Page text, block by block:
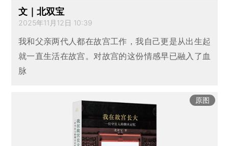
文｜北双宝
2025年11月12日 10:39
我和父亲两代人都在故宫工作，我自己更是从出生起
就一直生活在故宫。对故宫的这份情感早已融入了血
脉
原图